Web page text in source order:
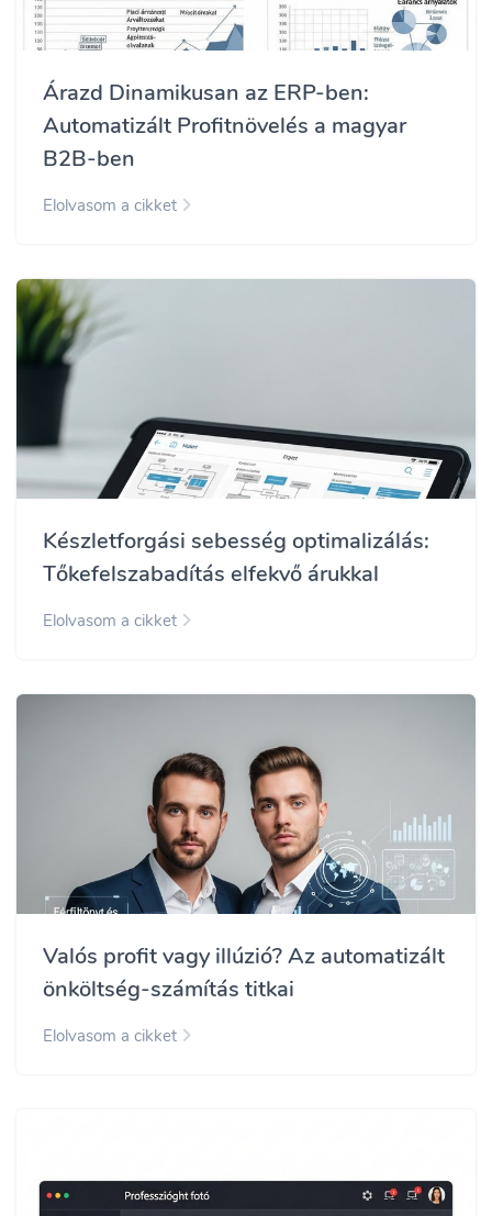
Árazd Dinamikusan az ERP-ben:
Automatizált Profitnövelés a magyar
B2B-ben
Elolvasom a cikket
Készletforgási sebesség optimalizálás:
Tőkefelszabadítás elfekvő árukkal
Elolvasom a cikket
Valós profit vagy illúzió? Az automatizált
önköltség-számítás titkai
Elolvasom a cikket